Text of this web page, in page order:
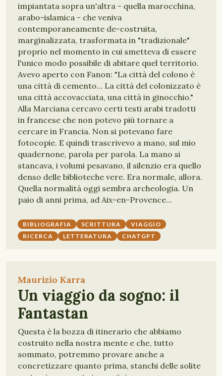
impiantata sopra un'altra - quella marocchina,
arabo-islamica - che veniva
contemporaneamente de-costruita,
marginalizzata, trasformata in "tradizionale"
proprio nel momento in cui smetteva di essere
l'unico modo possibile di abitare quel territorio.
Avevo aperto con Fanon: "La città del colono è
una città di cemento... La città del colonizzato è
una città accovacciata, una città in ginocchio."
Alla Marciana cercavo certi testi arabi tradotti
in francese che non potevo più tornare a
cercare in Francia. Non si potevano fare
fotocopie. E quindi trascrivevo a mano, sul mio
quadernone, parola per parola. La mano si
stancava, i volumi pesavano, il silenzio era quello
denso delle biblioteche vere. Era normale, allora.
Quella normalità oggi sembra archeologia. Un
paio di anni prima, ad Aix-en-Provence...
BIBLIOGRAFIA SCRITTURA
VIAGGIO
RICERCA
LETTERATURA CHATGPT
Maurizio Karra
Un viaggio da sogno: il
Fantastan
Questa è la bozza di itinerario che abbiamo
costruito nella nostra mente e che, tutto
sommato, potremmo provare anche a
concretizzare quanto prima, stanchi delle solite